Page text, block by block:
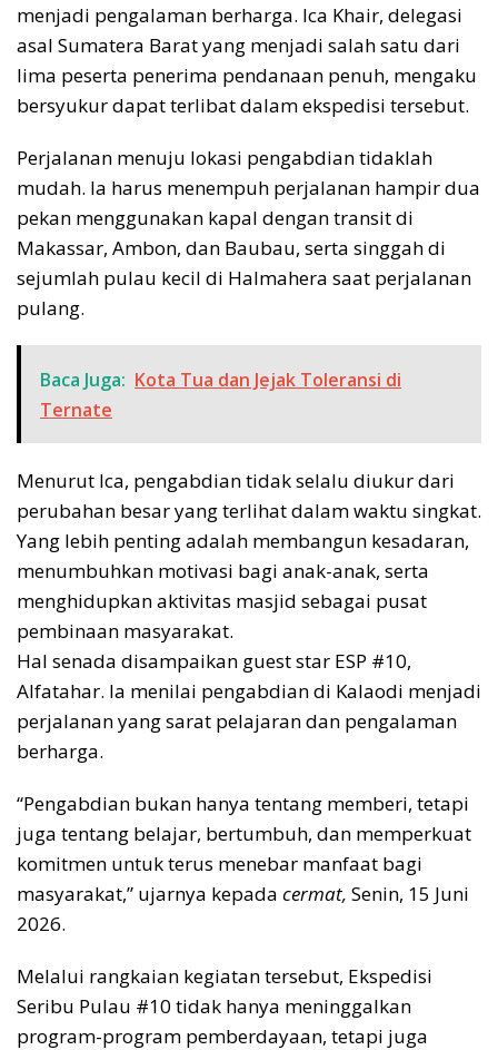
menjadi pengalaman berharga. Ica Khair, delegasi
asal Sumatera Barat yang menjadi salah satu dari
lima peserta penerima pendanaan penuh, mengaku
bersyukur dapat terlibat dalam ekspedisi tersebut.
Perjalanan menuju lokasi pengabdian tidaklah
mudah. Ia harus menempuh perjalanan hampir dua
pekan menggunakan kapal dengan transit di
Makassar, Ambon, dan Baubau, serta singgah di
sejumlah pulau kecil di Halmahera saat perjalanan
pulang.
Baca Juga: Kota Tua dan Jejak Toleransi di
Ternate
Menurut Ica, pengabdian tidak selalu diukur dari
perubahan besar yang terlihat dalam waktu singkat.
Yang lebih penting adalah membangun kesadaran,
menumbuhkan motivasi bagi anak-anak, serta
menghidupkan aktivitas masjid sebagai pusat
pembinaan masyarakat.
Hal senada disampaikan guest star ESP #10,
Alfatahar. Ia menilai pengabdian di Kalaodi menjadi
perjalanan yang sarat pelajaran dan pengalaman
berharga.
“Pengabdian bukan hanya tentang memberi, tetapi
juga tentang belajar, bertumbuh, dan memperkuat
komitmen untuk terus menebar manfaat bagi
masyarakat,” ujarnya kepada cermat, Senin, 15 Juni
2026.
Melalui rangkaian kegiatan tersebut, Ekspedisi
Seribu Pulau #10 tidak hanya meninggalkan
program-program pemberdayaan, tetapi juga